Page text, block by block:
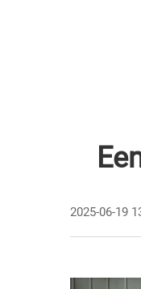
2025-06-19